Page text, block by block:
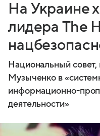
На Украине
лидера The
Национальный
Музыченко в
информационно-
деятельности»